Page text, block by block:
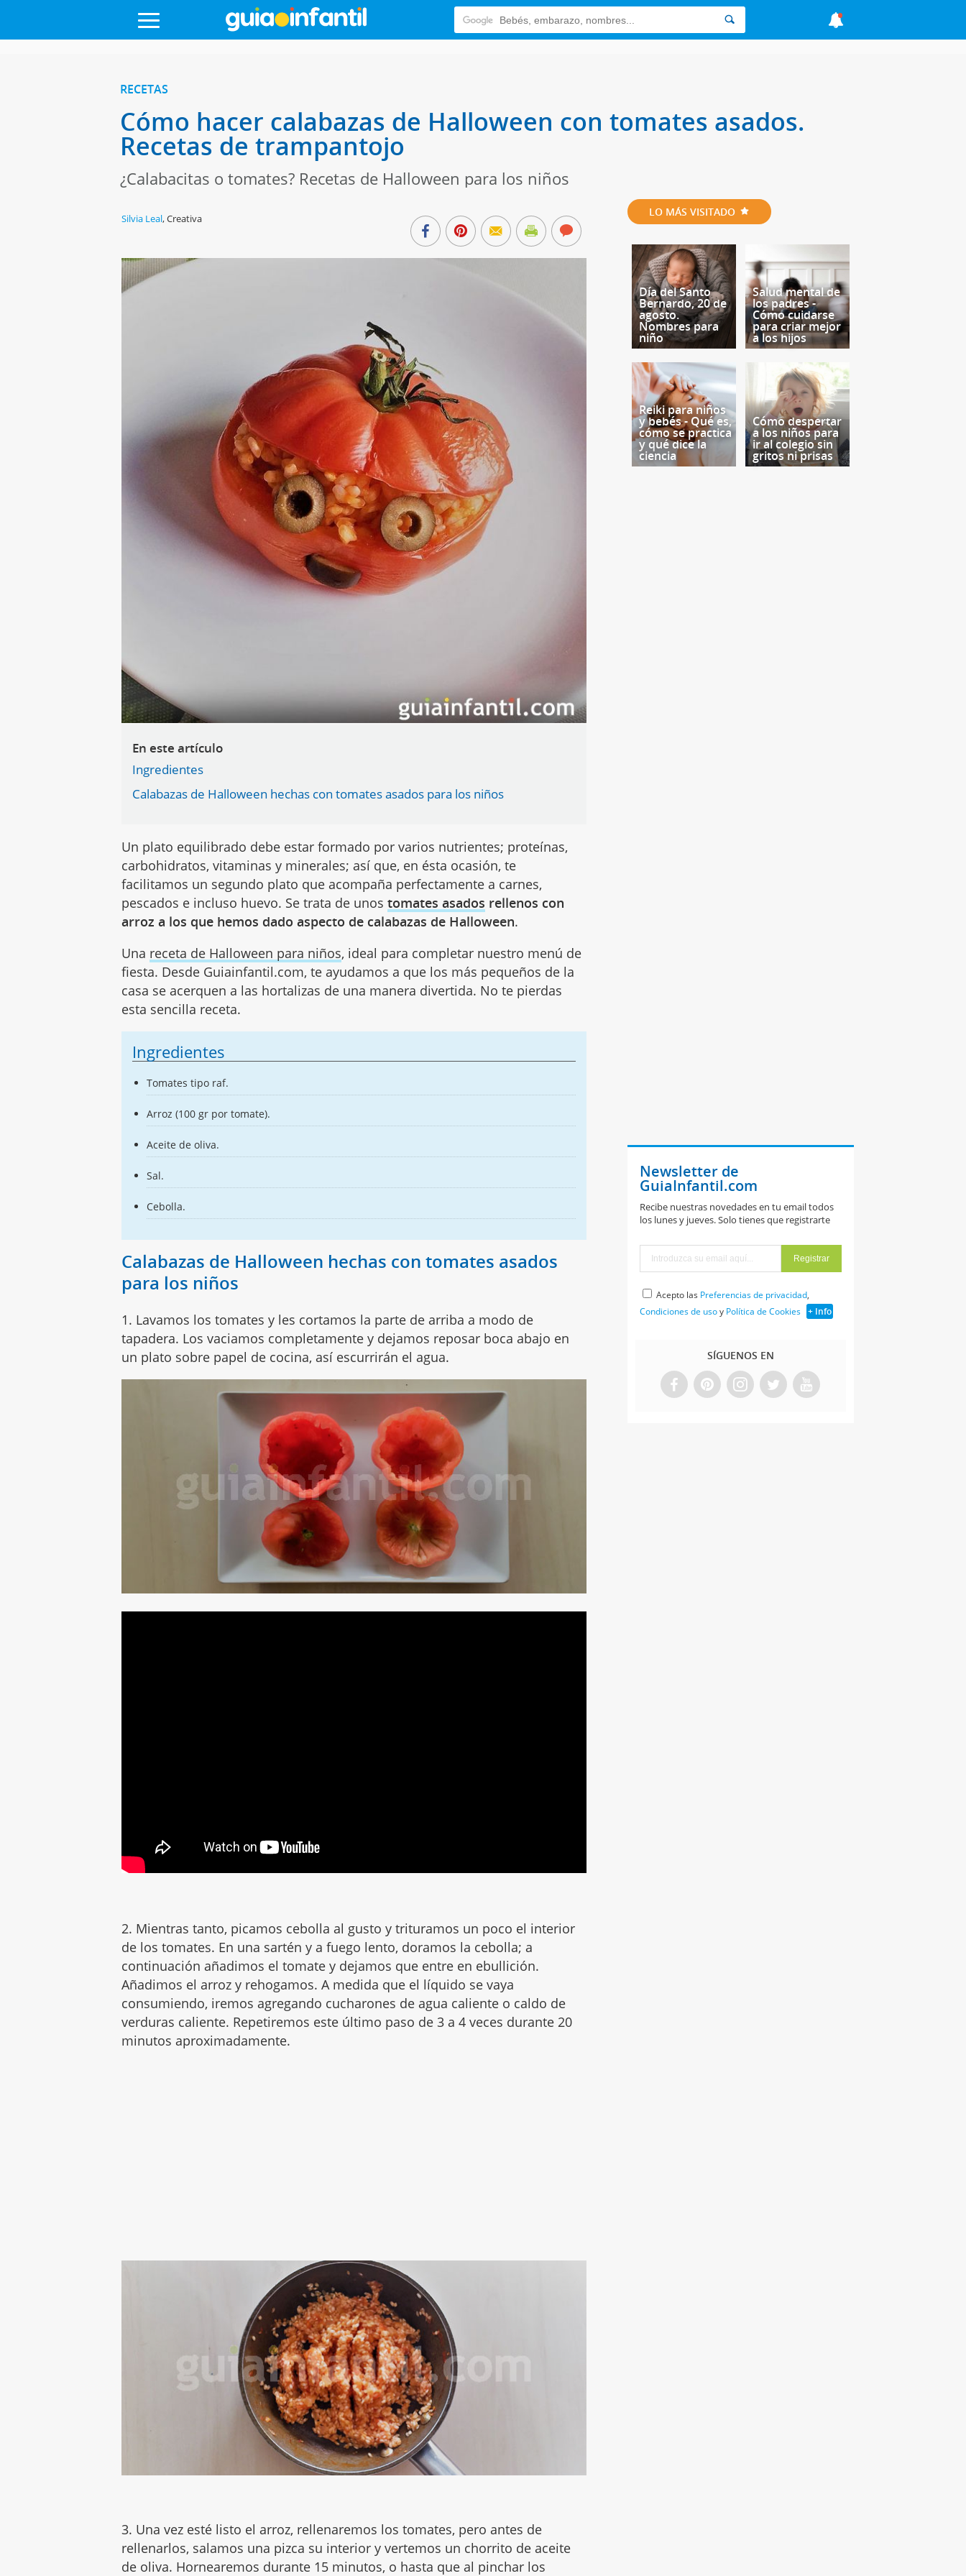
RECETAS
Cómo hacer calabazas de Halloween con tomates asados.
Recetas de trampantojo
¿Calabacitas o tomates? Recetas de Halloween para los niños
Silvia Leal,Creativa
En este artículo
Ingredientes
Calabazas de Halloween hechas con tomates asados para los niños
Un plato equilibrado debe estar formado por varios nutrientes; proteínas,
carbohidratos, vitaminas y minerales; así que, en ésta ocasión, te
facilitamos un segundo plato que acompaña perfectamente a carnes,
pescados e incluso huevo. Se trata de unostomates asados rellenos con
arroz a los que hemos dado aspecto de calabazas de Halloween.
Una receta de Halloween para niños, ideal para completar nuestro menú de
fiesta. Desde Guiainfantil.com, te ayudamos a que los más pequeños de la
casa se acerquen a las hortalizas de una manera divertida. No te pierdas
esta sencilla receta.
Ingredientes
Tomates tipo raf.
Arroz (100 gr por tomate).
Aceite de oliva.
Sal.
Cebolla.
Calabazas de Halloween hechas con tomates asados
para los niños
1. Lavamos los tomates y les cortamos la parte de arriba a modo de
tapadera. Los vaciamos completamente y dejamos reposar boca abajo en
un plato sobre papel de cocina, así escurrirán el agua.
2. Mientras tanto, picamos cebolla al gusto y trituramos un poco el interior
de los tomates. En una sartén y a fuego lento, doramos la cebolla; a
continuación añadimos el tomate y dejamos que entre en ebullición.
Añadimos el arroz y rehogamos. A medida que el líquido se vaya
consumiendo, iremos agregando cucharones de agua caliente o caldo de
verduras caliente. Repetiremos este último paso de 3 a 4 veces durante 20
minutos aproximadamente.
3. Una vez esté listo el arroz, rellenaremos los tomates, pero antes de
rellenarlos, salamos una pizca su interior y vertemos un chorrito de aceite
de oliva. Hornearemos durante 15 minutos, o hasta que al pinchar los
LO MÁS VISITADO
Día del Santo
Bernardo, 20 de
agosto.
Nombres para
niño
Salud mental de
los padres -
Cómo cuidarse
para criar mejor
a los hijos
Reiki para niños
y bebés - Qué es,
cómo se practica
y qué dice la
ciencia
Cómo despertar
a los niños para
ir al colegio sin
gritos ni prisas
Newsletter de
GuiaInfantil.com
Recibe nuestras novedades en tu email todos
los lunes y jueves. Solo tienes que registrarte
Acepto las Preferencias de privacidad,
Condiciones de usoy Política de Cookies + Info
SÍGUENOS EN